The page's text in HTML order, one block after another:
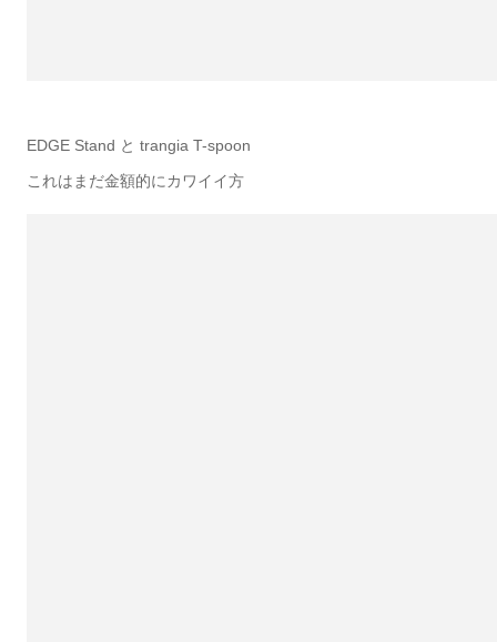
EDGE Stand と trangia T-spoon
これはまだ金額的にカワイイ方